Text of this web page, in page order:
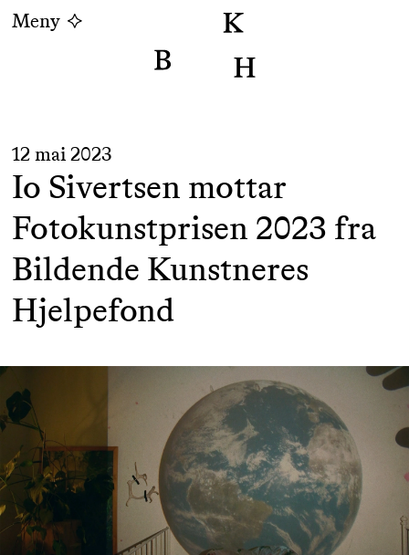
Meny
12 mai 2023
Io Sivertsen mottar
Fotokunstprisen 2023 fra
Bildende Kunstneres
Hjelpefond